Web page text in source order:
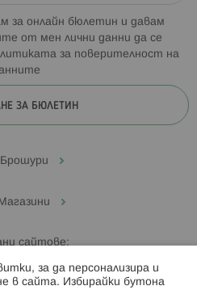
за онлайн бюлетин и давам
от мен лични данни да се
за поверителност на
ЗА БЮЛЕТИН
Брошури
Магазини
сайтове:
за да персонализира и
в сайта. Избирайки бутона